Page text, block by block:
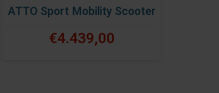
ATTO Sport Mobility Scooter
€4.439,00